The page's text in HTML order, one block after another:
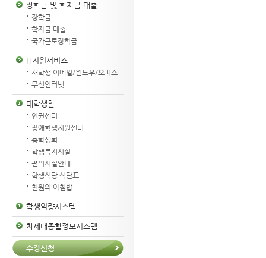
장학금 및 학자금 대출
장학금
학자금 대출
국가근로장학금
IT지원서비스
재학생 이메일/윈도우/오피스
무선인터넷
대학생활
인권센터
장애학생지원센터
총학생회
학생복지시설
편의시설안내
학생식당 식단표
천원의 아침밥
학생역량시스템
차세대종합정보시스템
수강신청